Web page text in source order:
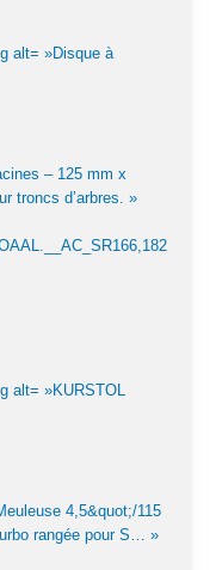
alt= »Disque à
– 125 mm x
troncs d’arbres. »
alt= »KURSTOL
4,5&quot;/115
rangée pour S… »